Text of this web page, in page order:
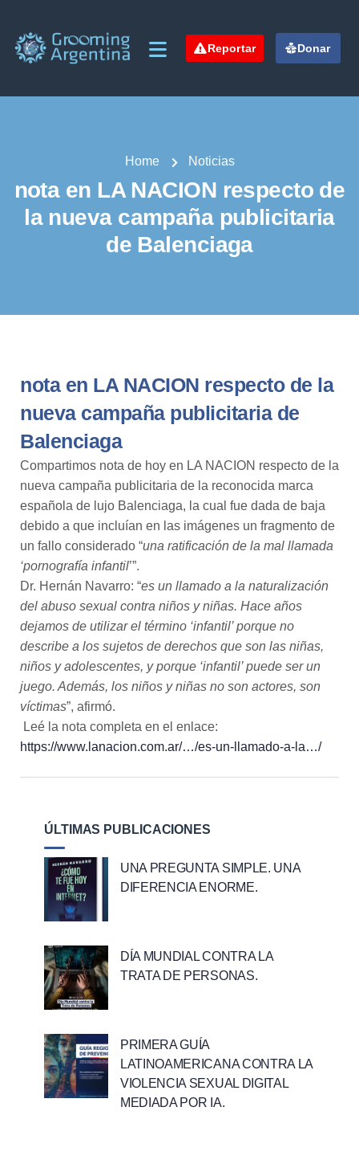
Reportar Donar
Home Noticias
nota en LA NACION respecto de
la nueva campaña publicitaria
de Balenciaga
nota en LA NACION respecto de la
nueva campaña publicitaria de
Balenciaga
Compartimos nota de hoy en LA NACION respecto de la
nueva campaña publicitaria de la reconocida marca
española de lujo Balenciaga, la cual fue dada de baja
debido a que incluían en las imágenes un fragmento de
un fallo considerado “una ratificación de la mal llamada
‘pornografía infantil’”.
Dr. Hernán Navarro: “es un llamado a la naturalización
del abuso sexual contra niños y niñas. Hace años
dejamos de utilizar el término ‘infantil’ porque no
describe a los sujetos de derechos que son las niñas,
niños y adolescentes, y porque ‘infantil’ puede ser un
juego. Además, los niños y niñas no son actores, son
víctimas”, afirmó.
Leé la nota completa en el enlace:
https://www.lanacion.com.ar/…/es-un-llamado-a-la…/
ÚLTIMAS PUBLICACIONES
UNA PREGUNTA SIMPLE. UNA
DIFERENCIA ENORME.
DÍA MUNDIAL CONTRA LA
TRATA DE PERSONAS.
PRIMERA GUÍA
LATINOAMERICANA CONTRA LA
VIOLENCIA SEXUAL DIGITAL
MEDIADA POR IA.